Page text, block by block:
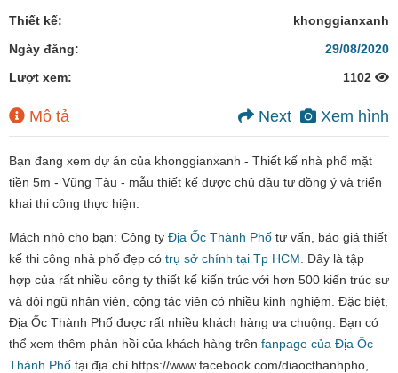
Thiết kế:
khonggianxanh
Ngày đăng:
29/08/2020
Lượt xem:
1102
Mô tả Xem hình
Next
Bạn đang xem dự án của khonggianxanh - Thiết kế nhà phố mặt
tiền 5m - Vũng Tàu - mẫu thiết kế được chủ đầu tư đồng ý và triển
khai thi công thực hiện.
Mách nhỏ cho bạn: Công ty Địa Ốc Thành Phố tư vấn, báo giá thiết
kế thi công nhà phố đẹp có trụ sở chính tại Tp HCM. Đây là tập
hợp của rất nhiều công ty thiết kế kiến trúc với hơn 500 kiến trúc sư
và đội ngũ nhân viên, cộng tác viên có nhiều kinh nghiệm. Đặc biệt,
Địa Ốc Thành Phố được rất nhiều khách hàng ưa chuộng. Bạn có
thể xem thêm phản hồi của khách hàng trên fanpage của Địa Ốc
Thành Phố tại địa chỉ https://www.facebook.com/diaocthanhpho,